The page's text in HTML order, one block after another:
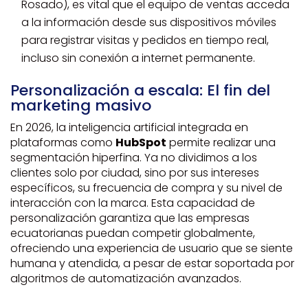
Rosado), es vital que el equipo de ventas acceda
a la información desde sus dispositivos móviles
para registrar visitas y pedidos en tiempo real,
incluso sin conexión a internet permanente.
Personalización a escala: El fin del
marketing masivo
En 2026, la inteligencia artificial integrada en
plataformas como HubSpot permite realizar una
segmentación hiperfina. Ya no dividimos a los
clientes solo por ciudad, sino por sus intereses
específicos, su frecuencia de compra y su nivel de
interacción con la marca. Esta capacidad de
personalización garantiza que las empresas
ecuatorianas puedan competir globalmente,
ofreciendo una experiencia de usuario que se siente
humana y atendida, a pesar de estar soportada por
algoritmos de automatización avanzados.